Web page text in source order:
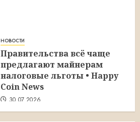
новости
Правительства всё чаще
предлагают майнерам
налоговые льготы • Happy
Coin News
30.07.2026